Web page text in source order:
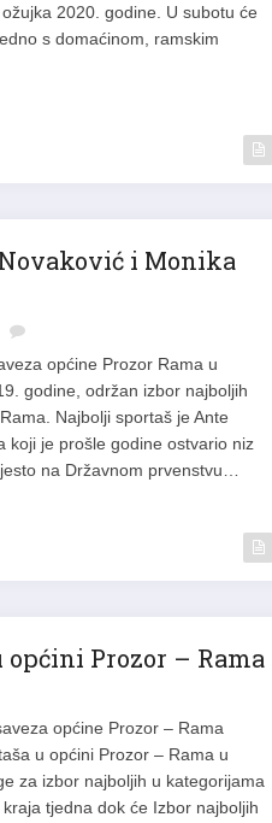
2020. godine. U subotu će
s domaćinom, ramskim
i Monika
općine Prozor Rama u
godine, održan izbor najboljih
Najbolji sportaš je Ante
koji je prošle godine ostvario niz
na Državnom prvenstvu…
Prozor – Rama
općine Prozor – Rama
u općini Prozor – Rama u
za izbor najboljih u kategorijama
tjedna dok će Izbor najboljih